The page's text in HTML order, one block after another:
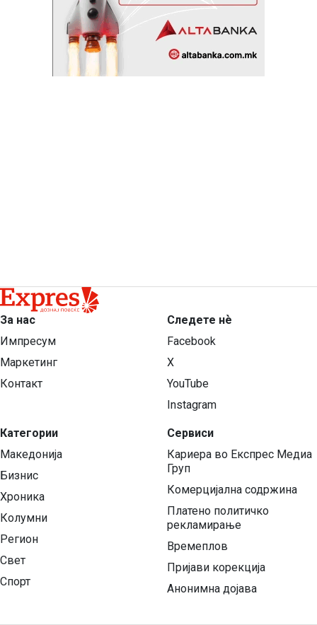
За нас
Импресум
Маркетинг
Контакт
Категории
Македонија
Бизнис
Хроника
Колумни
Регион
Свет
Спорт
Следете нѐ
Facebook
X
YouTube
Instagram
Сервиси
Кариера во Експрес Медиа
Груп
Комерцијална содржина
Платено политичко
рекламирање
Времеплов
Пријави корекција
Анонимна дојава